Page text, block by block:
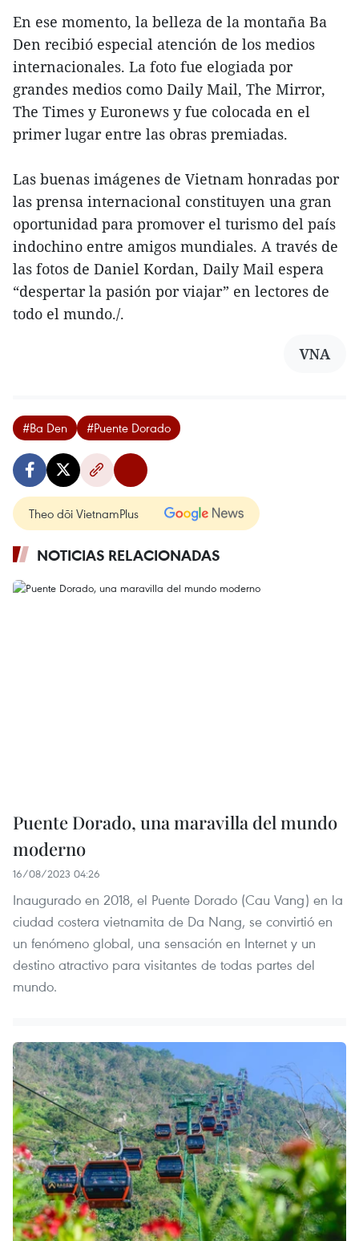
En ese momento, la belleza de la montaña Ba
Den recibió especial atención de los medios
internacionales. La foto fue elogiada por
grandes medios como Daily Mail, The Mirror,
The Times y Euronews y fue colocada en el
primer lugar entre las obras premiadas.
Las buenas imágenes de Vietnam honradas por
las prensa internacional constituyen una gran
oportunidad para promover el turismo del país
indochino entre amigos mundiales. A través de
las fotos de Daniel Kordan, Daily Mail espera
“despertar la pasión por viajar” en lectores de
todo el mundo./.
VNA
#Ba Den #Puente Dorado
Theo dõi VietnamPlus
NOTICIAS RELACIONADAS
Puente Dorado, una maravilla del mundo
moderno
16/08/2023 04:26
Inaugurado en 2018, el Puente Dorado (Cau Vang) en la
ciudad costera vietnamita de Da Nang, se convirtió en
un fenómeno global, una sensación en Internet y un
destino atractivo para visitantes de todas partes del
mundo.